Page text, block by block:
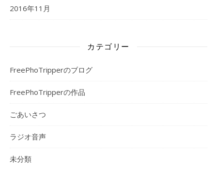
2016年11月
カテゴリー
FreePhoTripperのブログ
FreePhoTripperの作品
ごあいさつ
ラジオ音声
未分類